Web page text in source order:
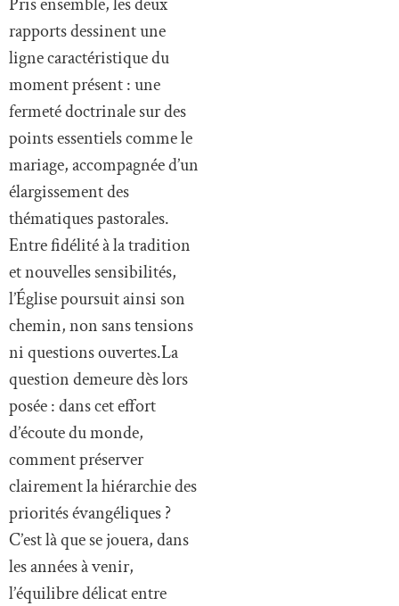
rapports dessinent une
ligne caractéristique du
moment présent : une
fermeté doctrinale sur des
points essentiels comme le
mariage, accompagnée d’un
élargissement des
thématiques pastorales.
Entre fidélité à la tradition
et nouvelles sensibilités,
l’Église poursuit ainsi son
chemin, non sans tensions
ni questions ouvertes.La
question demeure dès lors
posée : dans cet effort
d’écoute du monde,
comment préserver
clairement la hiérarchie des
priorités évangéliques ?
C’est là que se jouera, dans
les années à venir,
l’équilibre délicat entre